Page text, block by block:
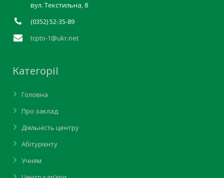
вул. Текстильна, 8
(0352) 52-35-89
tcpto-1@ukr.net
Категорії
Головна
Про заклад
Діяльність центру
Абітурієнту
Учням